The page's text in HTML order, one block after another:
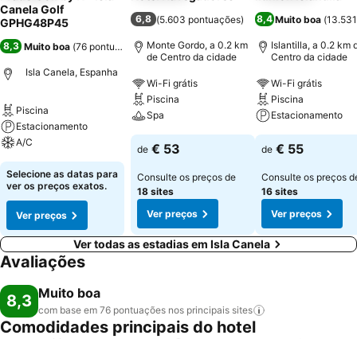
Canela Golf
GPHG48P45
8,3 Muito boa (76 pontuações)
Isla Canela, Espanha
Piscina
Estacionamento
A/C
Selecione as datas para
ver os preços exatos.
Ver preços
6,8 (5.603 pontuações)
Monte Gordo, a 0.2 km
de Centro da cidade
Wi-Fi grátis
Piscina
Spa
de € 53
Consulte os preços de
18 sites
Ver preços
8,4 Muito boa (
Islantilla, a 0.2 km
Centro da cidade
Wi-Fi grátis
Piscina
Estacionamento
de € 55
Consulte os preços
16 sites
Ver preços
Ver todas as estadias em Isla Canela
Avaliações
8,3 Muito boa
com base em 76 pontuações nos principais sites
Comodidades principais do hotel